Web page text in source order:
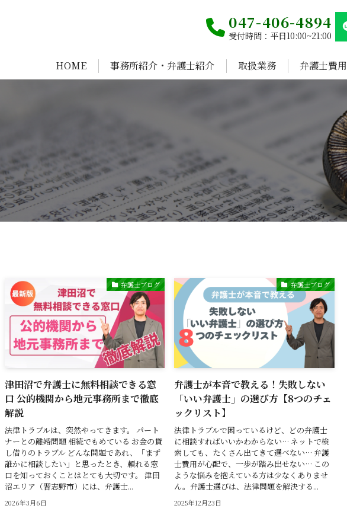
047-406-4894
受付時間：平日10:00~21:00
HOME 事務所紹介・弁護士紹介 取扱業務 弁護士費用
弁護士ブログ
津田沼で弁護士に無料相談できる窓
口 公的機関から地元事務所まで徹底
解説
法律トラブルは、突然やってきます。 パート
ナーとの離婚問題 相続でもめている お金の貸
し借りのトラブル どんな問題であれ、「まず
誰かに相談したい」と思ったとき、頼れる窓
口を知っておくことはとても大切です。 津田
沼エリア（習志野市）には、弁護士...
2026年3月6日
弁護士ブログ
弁護士が本音で教える！失敗しない
「いい弁護士」の選び方【8つのチェ
ックリスト】
法律トラブルで困っているけど、どの弁護士
に相談すればいいかわからない… ネットで検
索しても、たくさん出てきて選べない… 弁護
士費用が心配で、一歩が踏み出せない… この
ような悩みを抱えている方は少なくありませ
ん。弁護士選びは、法律問題を解決する...
2025年12月23日